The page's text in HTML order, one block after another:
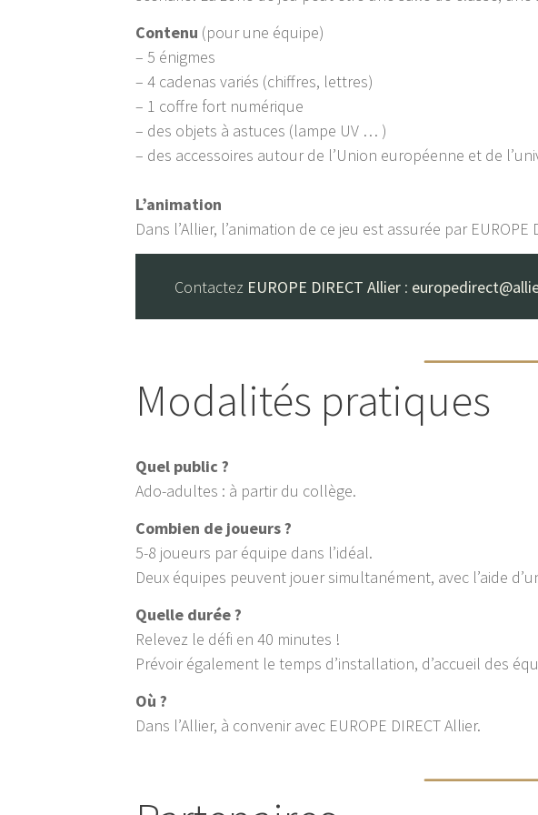
Contenu (pour une équipe)
– 5 énigmes
– 4 cadenas variés (chiffres, lettres)
– 1 coffre fort numérique
– des objets à astuces (lampe UV … )
– des accessoires autour de l’Union européenne et de
L’animation
Dans l’Allier, l’animation de ce jeu est assurée par EUROPE
Contactez EUROPE DIRECT Allier :
Modalités pratiques
Quel public ?
Ado-adultes : à partir du collège.
Combien de joueurs ?
5-8 joueurs par équipe dans l’idéal.
Deux équipes peuvent jouer simultanément, avec l’aide
Quelle durée ?
Relevez le défi en 40 minutes !
Prévoir également le temps d’installation, d’accueil des
Où ?
Dans l’Allier, à convenir avec EUROPE DIRECT Allier.